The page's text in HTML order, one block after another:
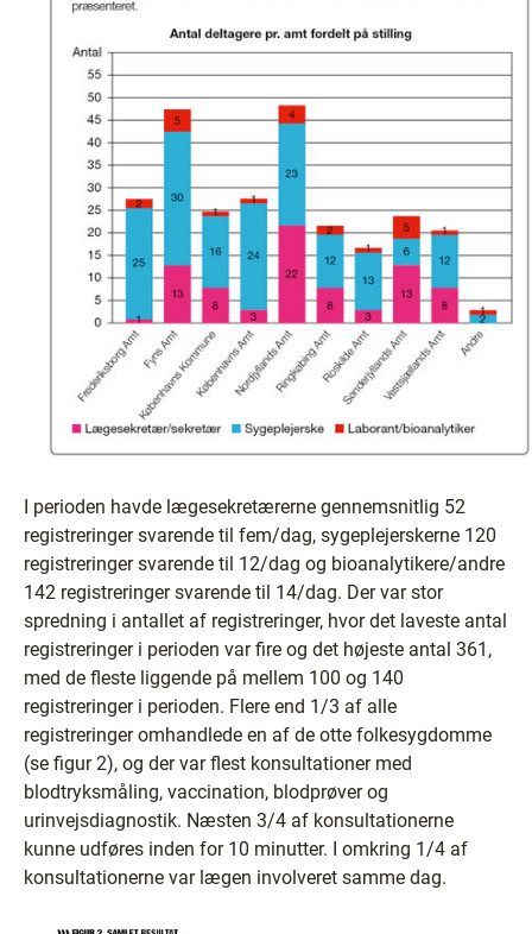
I perioden havde lægesekretærerne gennemsnitlig 52
registreringer svarende til fem/dag, sygeplejerskerne 120
registreringer svarende til 12/dag og bioanalytikere/andre
142 registreringer svarende til 14/dag. Der var stor
spredning i antallet af registreringer, hvor det laveste antal
registreringer i perioden var fire og det højeste antal 361,
med de fleste liggende på mellem 100 og 140
registreringer i perioden. Flere end 1/3 af alle
registreringer omhandlede en af de otte folkesygdomme
(se figur 2), og der var flest konsultationer med
blodtryksmåling, vaccination, blodprøver og
urinvejsdiagnostik. Næsten 3/4 af konsultationerne
kunne udføres inden for 10 minutter. I omkring 1/4 af
konsultationerne var lægen involveret samme dag.